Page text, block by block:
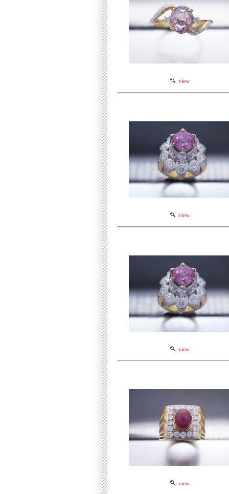
view
view
view
view